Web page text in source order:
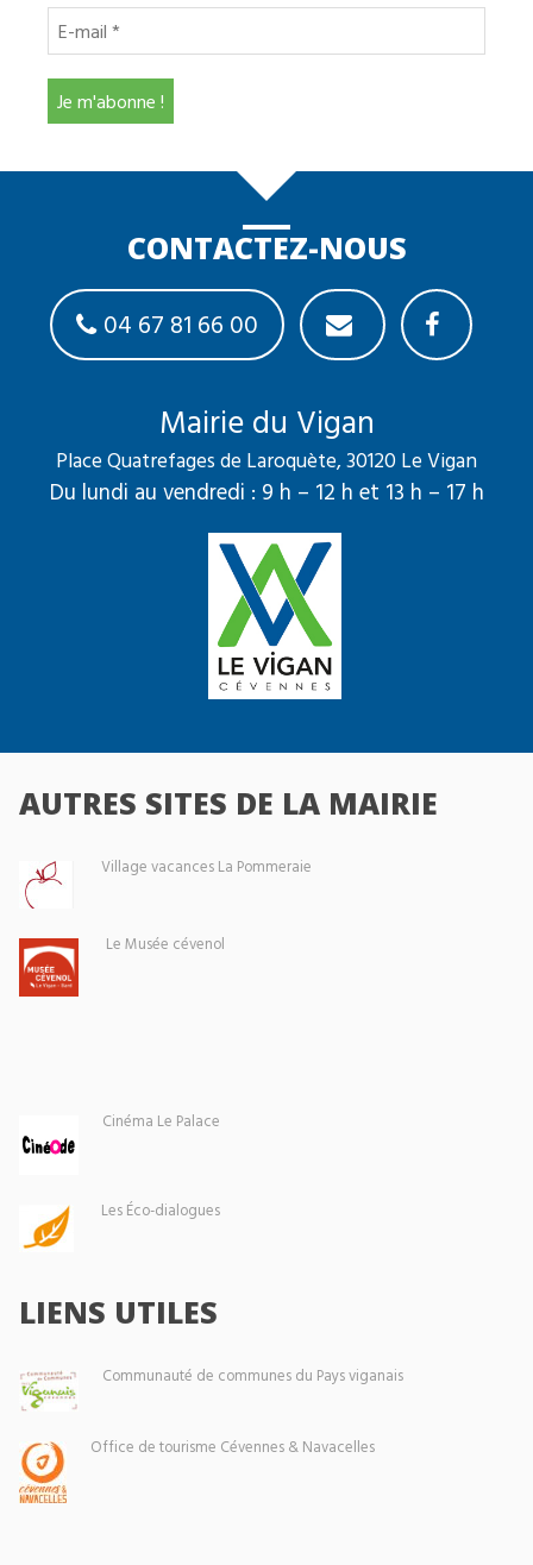
CONTACTEZ-NOUS
04 67 81 66 00
Mairie du Vigan
Place Quatrefages de Laroquète, 30120 Le Vigan
Du lundi au vendredi : 9 h – 12 h et 13 h – 17 h
AUTRES SITES DE LA MAIRIE
Village vacances La Pommeraie
Le Musée cévenol
Cinéma Le Palace
Les Éco-dialogues
LIENS UTILES
Communauté de communes du Pays viganais
Office de tourisme Cévennes & Navacelles